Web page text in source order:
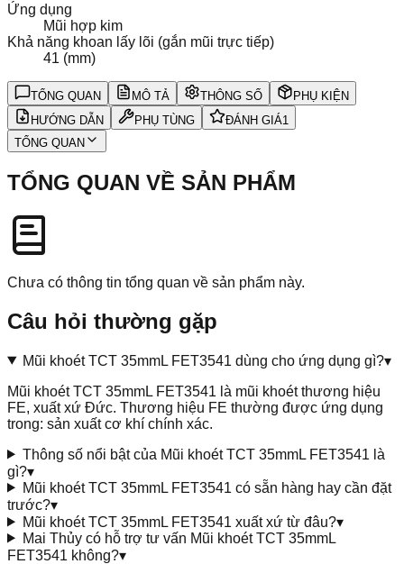
Ứng dụng
Mũi hợp kim
Khả năng khoan lấy lõi (gắn mũi trực tiếp)
41 (mm)
TỔNG QUAN MÔ TẢ THÔNG SỐ
PHỤ KIỆN
HƯỚNG DẪN
PHỤ TÙNG ĐÁNH GIÁ1
TỔNG QUAN
TỔNG QUAN VỀ SẢN PHẨM
Chưa có thông tin tổng quan về sản phẩm này.
Câu hỏi thường gặp
Mũi khoét TCT 35mmL FET3541 dùng cho ứng dụng gì?▾
Mũi khoét TCT 35mmL FET3541 là mũi khoét thương hiệu
FE, xuất xứ Đức. Thương hiệu FE thường được ứng dụng
trong: sản xuất cơ khí chính xác.
Thông số nổi bật của Mũi khoét TCT 35mmL FET3541 là
gì?▾
Mũi khoét TCT 35mmL FET3541 có sẵn hàng hay cần đặt
trước?▾
Mũi khoét TCT 35mmL FET3541 xuất xứ từ đâu?▾
Mai Thủy có hỗ trợ tư vấn Mũi khoét TCT 35mmL
FET3541 không?▾